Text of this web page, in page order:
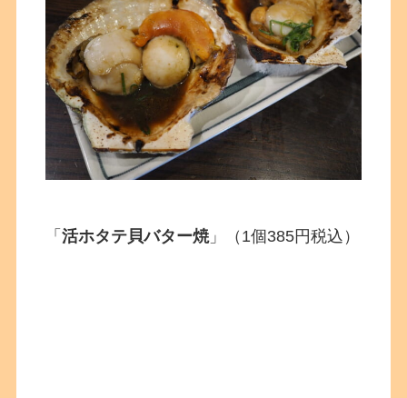
「活ホタテ貝バター焼」（1個385円税込）